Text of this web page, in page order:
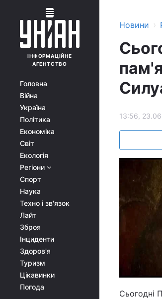
ІНФОРМАЦІЙНЕ
АГЕНТСТВО
Головна
Війна
Україна
Політика
Економіка
Світ
Екологія
Регіони
Спорт
Наука
Техно і зв'язок
Лайт
Зброя
Інциденти
Здоров'я
Туризм
Цікавинки
Погода
Новини ›
13:56,
Сьогодні